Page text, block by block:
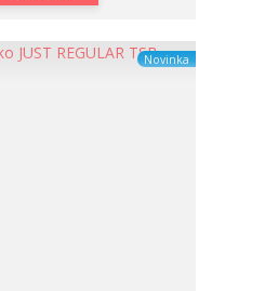
Novinka